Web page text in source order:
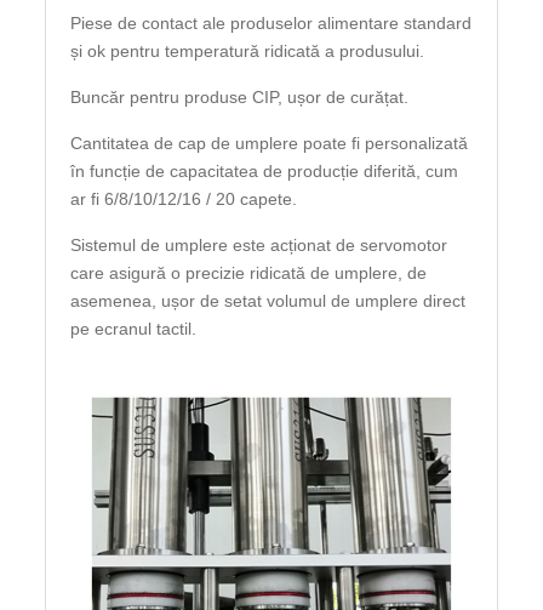
Piese de contact ale produselor alimentare standard
și ok pentru temperatură ridicată a produsului.
Buncăr pentru produse CIP, ușor de curățat.
Cantitatea de cap de umplere poate fi personalizată
în funcție de capacitatea de producție diferită, cum
ar fi 6/8/10/12/16 / 20 capete.
Sistemul de umplere este acționat de servomotor
care asigură o precizie ridicată de umplere, de
asemenea, ușor de setat volumul de umplere direct
pe ecranul tactil.